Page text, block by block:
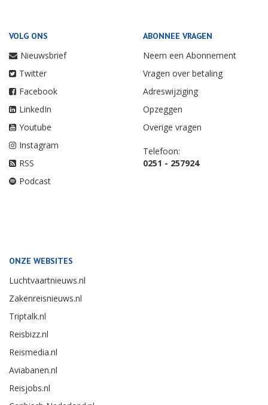
VOLG ONS
Nieuwsbrief
Twitter
Facebook
LinkedIn
Youtube
Instagram
RSS
Podcast
ABONNEE VRAGEN
Neem een Abonnement
Vragen over betaling
Adreswijziging
Opzeggen
Overige vragen
Telefoon:
0251 - 257924
ONZE WEBSITES
Luchtvaartnieuws.nl
Zakenreisnieuws.nl
Triptalk.nl
Reisbizz.nl
Reismedia.nl
Aviabanen.nl
Reisjobs.nl